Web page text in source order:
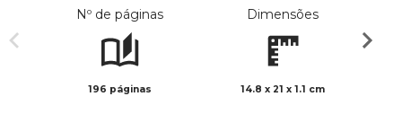
Nº de páginas
196 páginas
Dimensões
14.8 x 21 x 1.1 cm